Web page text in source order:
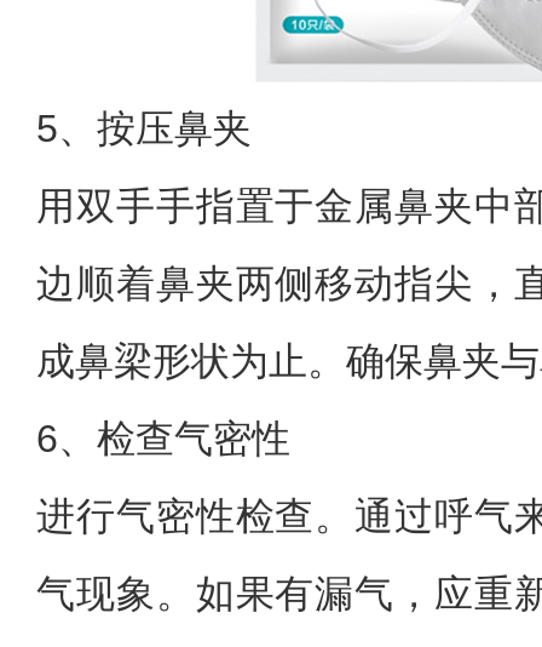
5、按压鼻夹
用双手手指置于金属鼻夹中
边顺着鼻夹两侧移动指尖，
成鼻梁形状为止。确保鼻夹
6、检查气密性
进行气密性检查。通过呼气
气现象。如果有漏气，应重